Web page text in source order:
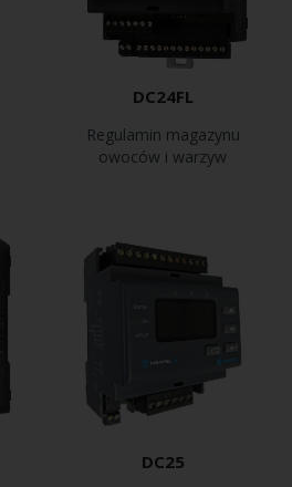
DC24FL
Regulamin magazynu
owoców i warzyw
DC25